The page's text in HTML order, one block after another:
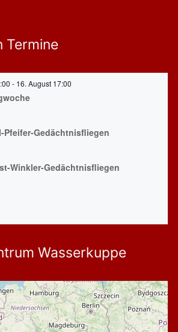
Termine
- 16. August 17:00
Pfeifer-Gedächtnisfliegen
Winkler-Gedächtnisfliegen
Wasserkuppe